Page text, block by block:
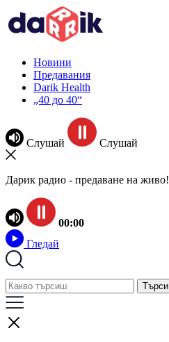
Новини
Предавания
Darik Health
„40 до 40“
Слушай Слушай
Дарик радио - предаване на живо!
00:00
Гледай